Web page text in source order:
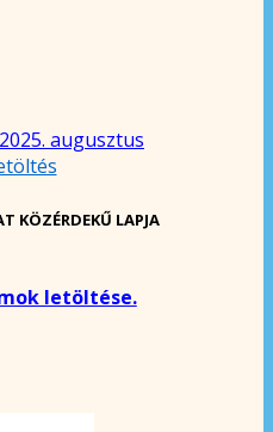
augusztus
KÖZÉRDEKŰ LAPJA
letöltése.